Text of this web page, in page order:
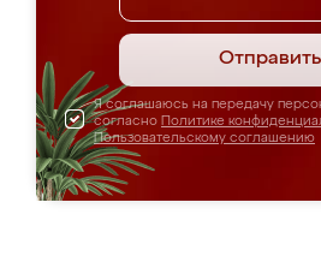
Отправить
Я соглашаюсь на передачу
согласно Политике
Пользовательскому соглашению